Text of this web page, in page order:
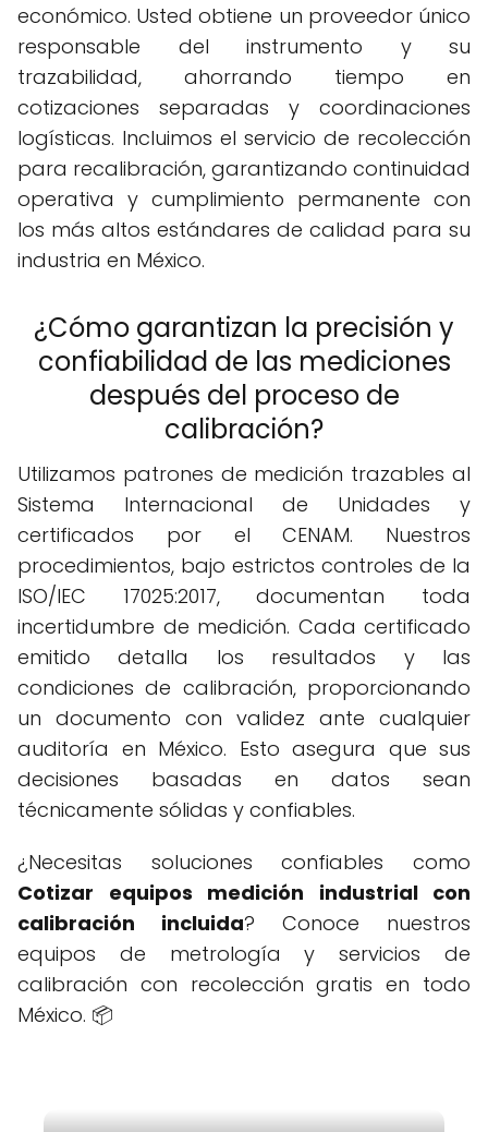
económico. Usted obtiene un proveedor único
responsable del instrumento y su
trazabilidad, ahorrando tiempo en
cotizaciones separadas y coordinaciones
logísticas. Incluimos el servicio de recolección
para recalibración, garantizando continuidad
operativa y cumplimiento permanente con
los más altos estándares de calidad para su
industria en México.
¿Cómo garantizan la precisión y
confiabilidad de las mediciones
después del proceso de
calibración?
Utilizamos patrones de medición trazables al
Sistema Internacional de Unidades y
certificados por el CENAM. Nuestros
procedimientos, bajo estrictos controles de la
ISO/IEC 17025:2017, documentan toda
incertidumbre de medición. Cada certificado
emitido detalla los resultados y las
condiciones de calibración, proporcionando
un documento con validez ante cualquier
auditoría en México. Esto asegura que sus
decisiones basadas en datos sean
técnicamente sólidas y confiables.
¿Necesitas soluciones confiables como
Cotizar equipos medición industrial con
calibración incluida? Conoce nuestros
equipos de metrología y servicios de
calibración con recolección gratis en todo
México. 📦